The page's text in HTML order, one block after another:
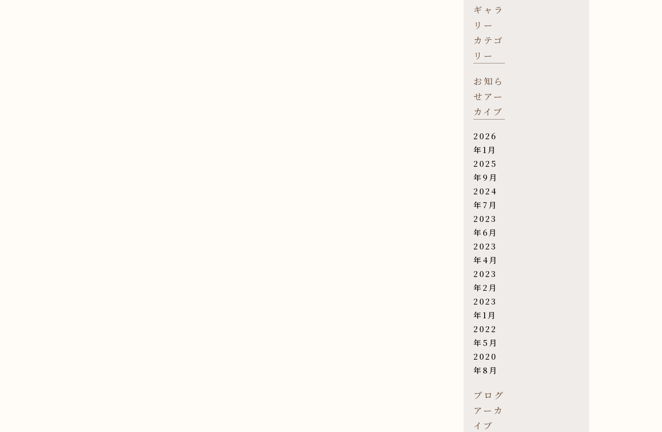
ギャラ
リー
カテゴ
リー
お知ら
せアー
カイブ
2026
年1月
2025
年9月
2024
年7月
2023
年6月
2023
年4月
2023
年2月
2023
年1月
2022
年5月
2020
年8月
ブログ
アーカ
イブ